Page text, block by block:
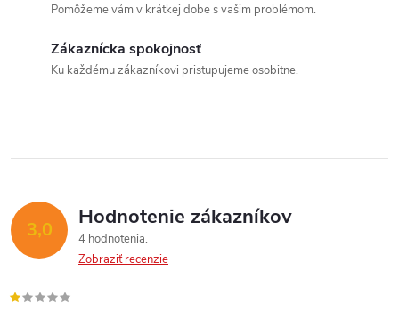
Pomôžeme vám v krátkej dobe s vašim problémom.
Zákaznícka spokojnosť
Ku každému zákazníkovi pristupujeme osobitne.
3,0 Hodnotenie zákazníkov
4 hodnotenia
Zobraziť recenzie